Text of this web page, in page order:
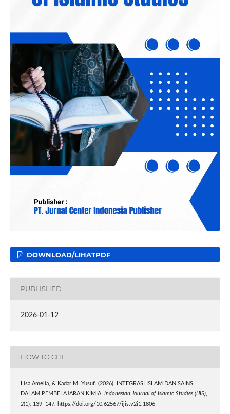
DOWNLOAD/LIHATPDF
PUBLISHED
2026-01-12
HOW TO CITE
Lisa Amelia, & Kadar M. Yusuf. (2026). INTEGRASI ISLAM DAN SAINS
DALAM PEMBELAJARAN KIMIA. Indonesian Journal of Islamic Studies (IJIS),
2(1), 139–147. https://doi.org/10.62567/ijis.v2i1.1806